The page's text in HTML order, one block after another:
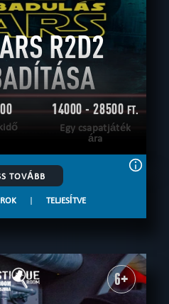
R2D2
14000 - 28500FT.
Egy csapatjáték
ára
TOVÁBB
| TELJESÍTVE
6+